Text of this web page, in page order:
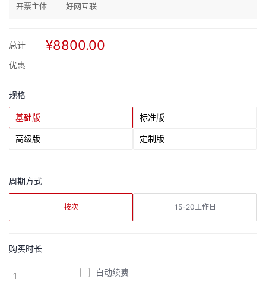
开票主体 好网互联
总计 ¥8800.00
优惠
规格
基础版 标准版
高级版 定制版
周期方式
按次 15-20工作日
购买时长
自动续费